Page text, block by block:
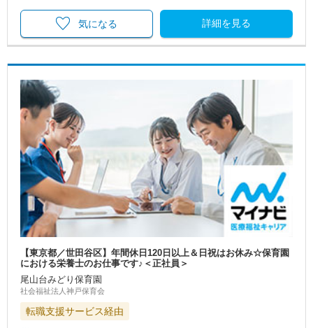
詳細を見る
気になる
【東京都／世田谷区】年間休日120日以上＆日祝はお休み☆保育園
における栄養士のお仕事です♪＜正社員＞
尾山台みどり保育園
社会福祉法人神戸保育会
転職支援サービス経由